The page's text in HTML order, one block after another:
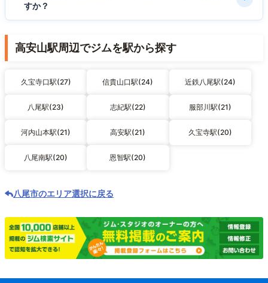
すか？
高安山駅周辺でジムを駅から探す
久宝寺口駅(27) 信貴山口駅(24) 近鉄八尾駅(24)
八尾駅(23) 志紀駅(22) 服部川駅(21)
河内山本駅(21) 高安駅(21) 久宝寺駅(20)
八尾南駅(20) 恩智駅(20)
八尾市のエリア選択に戻る